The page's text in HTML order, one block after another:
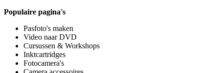
Populaire pagina's
Pasfoto's maken
Video naar DVD
Cursussen & Workshops
Inktcartridges
Fotocamera's